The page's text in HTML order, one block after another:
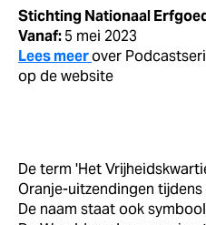
Stichting Nationaal
Vanaf:5 mei 2023
Lees meerover
op de website
De term 'Het
Oranje-uitzendingen
De naam staat ook